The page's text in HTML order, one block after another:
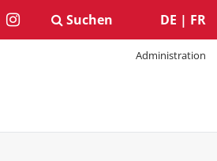
Administration
DE | FR
Suchen